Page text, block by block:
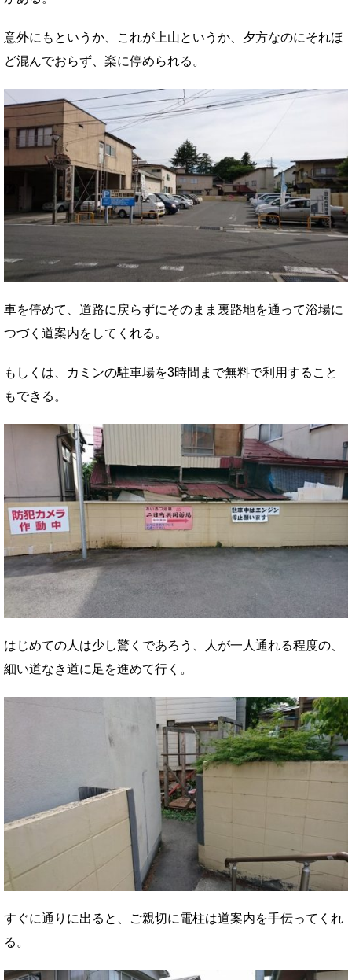
意外にもというか、これが上山というか、夕方なのにそれほ
ど混んでおらず、楽に停められる。
車を停めて、道路に戻らずにそのまま裏路地を通って浴場に
つづく道案内をしてくれる。
もしくは、カミンの駐車場を3時間まで無料で利用すること
もできる。
はじめての人は少し驚くであろう、人が一人通れる程度の、
細い道なき道に足を進めて行く。
すぐに通りに出ると、ご親切に電柱は道案内を手伝ってくれ
る。